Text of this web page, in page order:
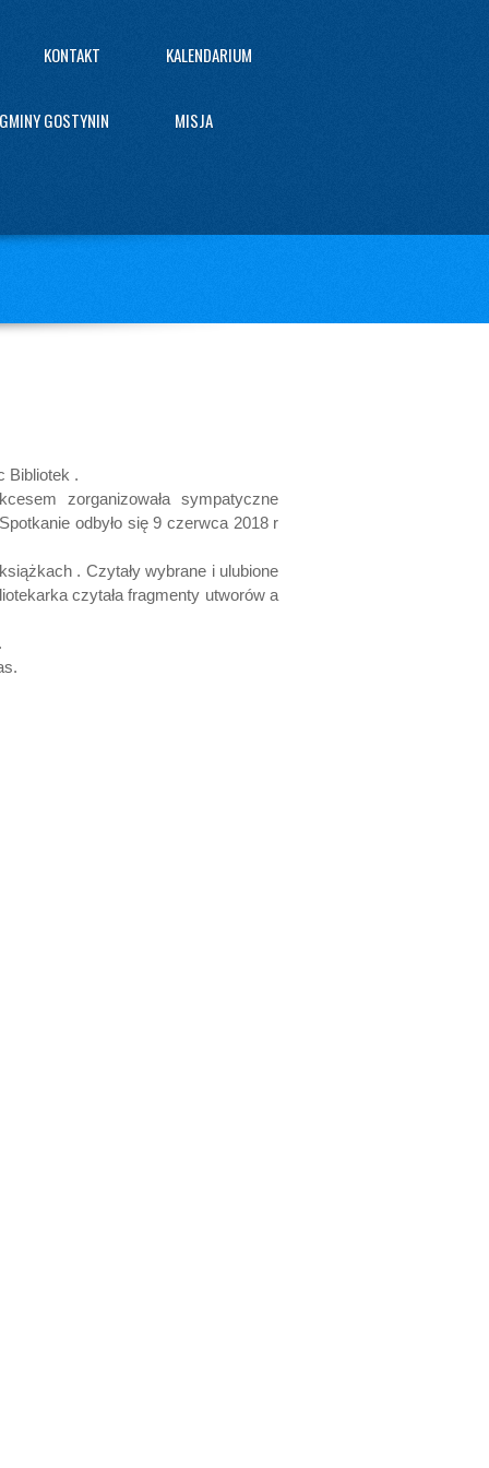
KONTAKT KALENDARIUM
GOSTYNIN MISJA
Bibliotek .
zorganizowała sympatyczne
odbyło się 9 czerwca 2018 r
. Czytały wybrane i ulubione
czytała fragmenty utworów a